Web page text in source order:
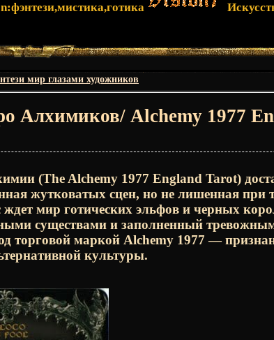
мир глазами художников
Алхимиков/ Alchemy 1977
(The Alchemy 1977 England Tarot)
жутковатых сцен, но не лишенная при
ждет мир готических эльфов и черных
существами и заполненный
торговой маркой Alchemy 1977 —
культуры.